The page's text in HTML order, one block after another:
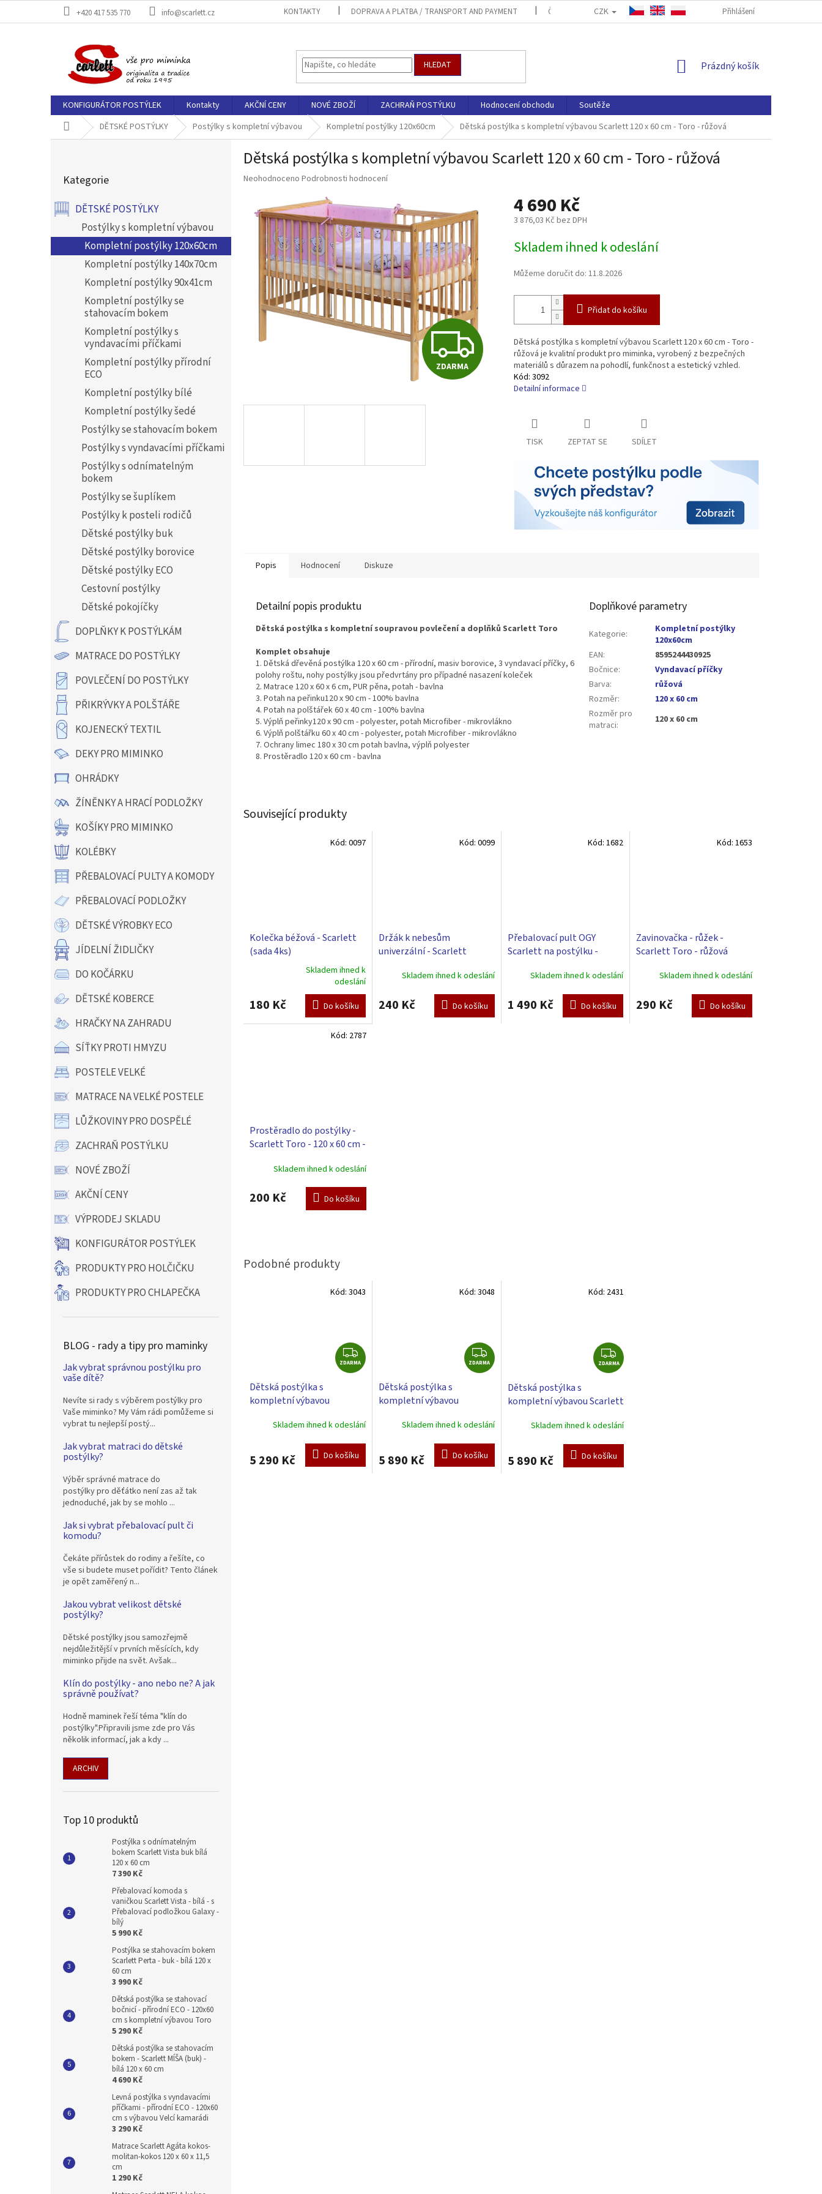
+420 417 535 770 info@scarlett.cz KONTAKTY DOPRAVA A PLATBA / TRANSPORT AND PAYMENT ČASTÉ DOTAZY FORMULÁŘ PRO ODSTOUPENÍ OD SMLOUVY
CZK Přihlášení
HLEDAT
NÁKUPNÍ
Prázdný košík
KONFIGURÁTOR POSTÝLEK Kontakty AKČNÍ CENY NOVÉ ZBOŽÍ ZACHRAŇ POSTÝLKU Hodnocení obchodu
Soutěže
Domů DĚTSKÉ POSTÝLKY Postýlky s kompletní výbavou Kompletní postýlky 120x60cm Dětská postýlka s kompletní výbavou Scarlett 120 x 60 cm - Toro - růžová
a
n
í
kategorie
Kategorie
DĚTSKÉ POSTÝLKY
Postýlky s kompletní výbavou
Kompletní postýlky 120x60cm
Kompletní postýlky 140x70cm
Kompletní postýlky 90x41cm
Kompletní postýlky se
stahovacím bokem
Kompletní postýlky s
vyndavacími příčkami
Kompletní postýlky přírodní
ECO
Kompletní postýlky bílé
Kompletní postýlky šedé
Postýlky se stahovacím bokem
Postýlky s vyndavacími příčkami
Postýlky s odnímatelným
bokem
Postýlky se šuplíkem
Postýlky k posteli rodičů
Dětské postýlky buk
Dětské postýlky borovice
Dětské postýlky ECO
Cestovní postýlky
Dětské pokojíčky
DOPLŇKY K POSTÝLKÁM
MATRACE DO POSTÝLKY
POVLEČENÍ DO POSTÝLKY
PŘIKRÝVKY A POLŠTÁŘE
KOJENECKÝ TEXTIL
DEKY PRO MIMINKO
OHRÁDKY
ŽÍNĚNKY A HRACÍ PODLOŽKY
KOŠÍKY PRO MIMINKO
KOLÉBKY
PŘEBALOVACÍ PULTY A KOMODY
PŘEBALOVACÍ PODLOŽKY
DĚTSKÉ VÝROBKY ECO
JÍDELNÍ ŽIDLIČKY
DO KOČÁRKU
DĚTSKÉ KOBERCE
HRAČKY NA ZAHRADU
SÍŤKY PROTI HMYZU
POSTELE VELKÉ
MATRACE NA VELKÉ POSTELE
LŮŽKOVINY PRO DOSPĚLÉ
ZACHRAŇ POSTÝLKU
NOVÉ ZBOŽÍ
AKČNÍ CENY
VÝPRODEJ SKLADU
KONFIGURÁTOR POSTÝLEK
PRODUKTY PRO HOLČIČKU
PRODUKTY PRO CHLAPEČKA
BLOG - rady a tipy pro maminky
Jak vybrat správnou postýlku pro
vaše dítě?
Nevíte si rady s výběrem postýlky pro
Vaše miminko? My Vám rádi pomůžeme si
vybrat tu nejlepší postý...
Jak vybrat matraci do dětské
postýlky?
Výběr správné matrace do
postýlky pro děťátko není zas až tak
jednoduché, jak by se mohlo ...
Jak si vybrat přebalovací pult či
komodu?
Čekáte přírůstek do rodiny a řešíte, co
vše si budete muset pořídit? Tento článek
je opět zaměřený n...
Jakou vybrat velikost dětské
postýlky?
Dětské postýlky jsou samozřejmě
nejdůležitější v prvních měsících, kdy
miminko přijde na svět. Avšak...
Klín do postýlky - ano nebo ne? A jak
správně používat?
Hodně maminek řeší téma "klín do
postýlky".Připravili jsme zde pro Vás
několik informací, jak a kdy ...
ARCHIV
Top 10 produktů
Postýlka s odnímatelným
bokem Scarlett Vista buk bílá
120 x 60 cm
7 390 Kč
Přebalovací komoda s
vaničkou Scarlett Vista - bílá - s
Přebalovací podložkou Galaxy -
bílý
5 990 Kč
Postýlka se stahovacím bokem
Scarlett Perta - buk - bílá 120 x
60 cm
3 990 Kč
Dětská postýlka se stahovací
bočnicí - přírodní ECO - 120x60
cm s kompletní výbavou Toro
5 290 Kč
Dětská postýlka se stahovacím
bokem - Scarlett MÍŠA (buk) -
bílá 120 x 60 cm
4 690 Kč
Levná postýlka s vyndavacími
příčkami - přírodní ECO - 120x60
cm s výbavou Velcí kamarádi
3 290 Kč
Matrace Scarlett Agáta kokos-
molitan-kokos 120 x 60 x 11,5
cm
1 290 Kč
Dětská postýlka s kompletní výbavou Scarlett 120 x 60 cm - Toro - růžová
Průměrné
hvězdiček.
Neohodnoceno Podrobnosti hodnocení
Z
D
ZDARMA
4 690 Kč
3 876,03 Kč bez DPH
cena:
Skladem ihned k odeslání
Můžeme doručit do: 11.8.2026
Přidat do košíku
Dětská postýlka s kompletní výbavou Scarlett 120 x 60 cm - Toro -
růžová je kvalitní produkt pro miminka, vyrobený z bezpečných
materiálů s důrazem na pohodlí, funkčnost a estetický vzhled.
Kód: 3092
Detailní informace
TISK ZEPTAT SE SDÍLET
Související produkty
Kolečka béžová - Scarlett
(sada 4ks)
produktu
je
3,0
Skladem ihned k
odeslání
180 Kč Do košíku
Kód: 0097
Držák k nebesům
univerzální - Scarlett
Skladem ihned k odeslání
240 Kč Do košíku
Kód: 0099
Přebalovací pult OGY
Scarlett na postýlku -
Skladem ihned k odeslání
1 490 Kč Do košíku
Kód:1682
Zavinovačka - růžek -
Scarlett Toro - růžová
Skladem ihned k odeslání
290 Kč Do košíku
Kód: 1653
Prostěradlo do postýlky -
Scarlett Toro - 120 x 60 cm -
Skladem ihned k odeslání
200 Kč Do košíku
Kód: 2787
Z
D
A
ZDARMA
Dětská postýlka s
kompletní výbavou
- růžováSkladem ihned k odeslání
5 290 Kč Do košíku
Kód: 3043
Z
D
A
ZDARMA
Dětská postýlka s
kompletní výbavou
- růžováSkladem ihned k odeslání
5 890 Kč Do košíku
Kód: 3048
Z
D
R
A
ZDARMA
Dětská postýlka s
kompletní výbavou Scarlett
Skladem ihned k odeslání
5 890 Kč Do košíku
Kód: 2431
Popis Hodnocení Diskuze
Detailní popis produktu
Dětská postýlka s kompletní soupravou povlečení a doplňků Scarlett Toro
Komplet obsahuje
1. Dětská dřevěná postýlka 120 x 60 cm - přírodní, masiv borovice, 3 vyndavací příčky, 6
polohy roštu, nohy postýlky jsou předvrtány pro případné nasazení koleček
2. Matrace 120 x 60 x 6 cm, PUR pěna, potah - bavlna
3. Potah na peřinku120 x 90 cm - 100% bavlna
4. Potah na polštářek 60 x 40 cm - 100% bavlna
5. Výplň peřinky120 x 90 cm - polyester, potah Microfiber - mikrovlákno
6. Výplň polštářku 60 x 40 cm - polyester, potah Microfiber - mikrovlákno
7. Ochrany limec 180 x 30 cm potah bavlna, výplň polyester
8. Prostěradlo 120 x 60 cm - bavlna
Doplňkové parametry
Kategorie:
Kompletní postýlky
120x60cm
EAN:
8595244430925
Bočnice:
Vyndavací příčky
Barva:
růžová
Rozměr:
120 x 60 cm
Rozměr pro
matraci: 120 x 60 cm